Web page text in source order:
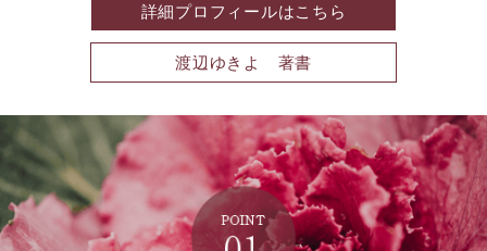
詳細プロフィールはこちら
渡辺ゆきよ 著書